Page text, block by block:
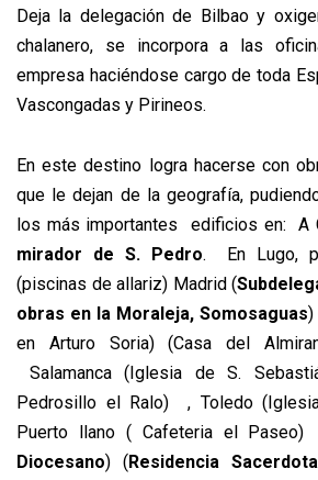
Deja la delegación de Bilbao y
chalanero, se incorpora a las
empresa haciéndose cargo de toda
Vascongadas y Pirineos.
En este destino logra hacerse con
que le dejan de la geografía,
los más importantes edificios en: A
mirador de S. Pedro. En Lugo,
(piscinas de allariz) Madrid (
obras en la Moraleja, Somosaguas)
en Arturo Soria) (Casa del
Salamanca (Iglesia de S.
Pedrosillo el Ralo) , Toledo
Puerto llano ( Cafeteria el
Diocesano) ( Residencia Sacerdotal